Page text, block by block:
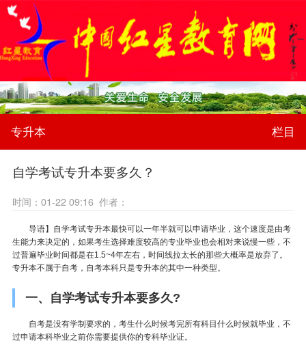
专升本 栏目
自学考试专升本要多久？
时间：01-22 09:16 作者：
导语】自学考试专升本最快可以一年半就可以申请毕业，这个速度是由考
生能力来决定的，如果考生选择难度较高的专业毕业也会相对来说慢一些，不
过普遍毕业时间都是在1.5~4年左右，时间线拉太长的那些大概率是放弃了。
专升本不属于自考，自考本科只是专升本的其中一种类型。
一、自学考试专升本要多久?
自考是没有学制要求的，考生什么时候考完所有科目什么时候就毕业，不
过申请本科毕业之前你需要提供你的专科毕业证。